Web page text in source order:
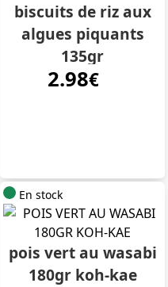
biscuits de riz aux
algues piquants
135gr
2.98€
En stock
pois vert au wasabi
180gr koh-kae